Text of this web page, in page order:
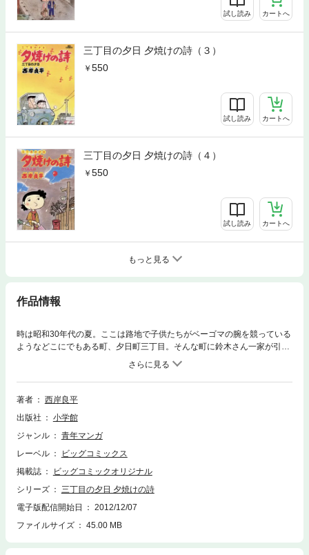
試し読み カートへ
三丁目の夕日 夕焼けの詩（３）
550
試し読み カートへ
三丁目の夕日 夕焼けの詩（４）
550
試し読み カートへ
もっと見る
作品情報
時は昭和30年代の夏。ここは路地で子供たちがベーゴマの腕を競っている
ようなどこにでもある町、夕日町三丁目。そんな町に鈴木さん一家が引っ
越してきた。お父さんは社長。だけど、苦労の末にお店を開いた、立派な
一国一城の主だ。一方、息子の一平は近所のガキ大将に早速ベーゴマの挑
戦を受ける。ベーゴマは苦手な一平だったが…
著者
西岸良平
出版社
小学館
ジャンル
青年マンガ
レーベル
ビッグコミックス
掲載誌
ビッグコミックオリジナル
シリーズ
三丁目の夕日 夕焼けの詩
電子版配信開始日
2012/12/07
ファイルサイズ
45.00 MB